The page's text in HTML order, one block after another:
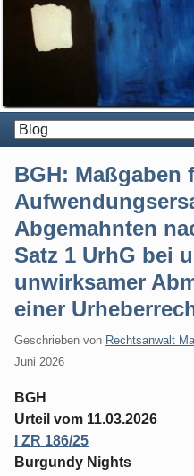
BGH: Maßgaben
Abgemahnten
Satz 1 UrhG bei
unwirksamer
einer
Geschrieben von Rechtsanwalt
Juni 2026
BGH
Urteil vom 11.03.2026
I ZR 186/25
Burgundy Nights